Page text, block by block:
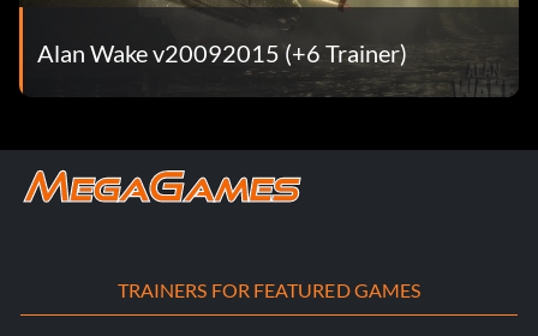
Alan Wake v20092015 (+6 Trainer)
TRAINERS FOR FEATURED GAMES